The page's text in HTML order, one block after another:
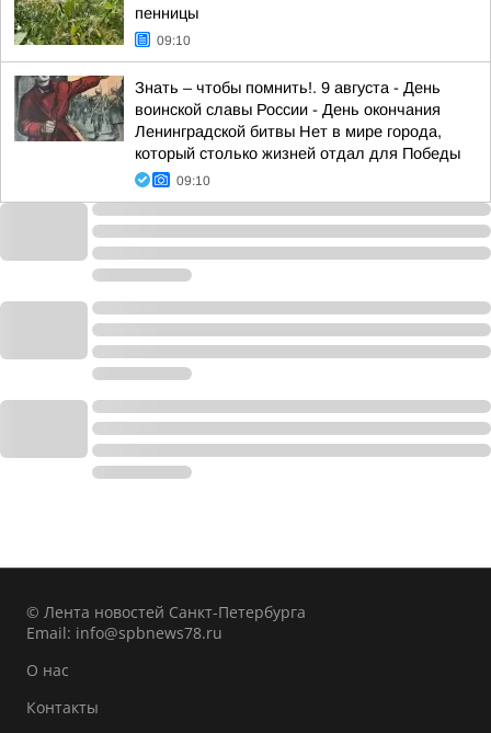
пенницы
09:10
Знать – чтобы помнить!. 9 августа - День
воинской славы России - День окончания
Ленинградской битвы Нет в мире города,
который столько жизней отдал для Победы
09:10
© Лента новостей Санкт-Петербурга
Email: info@spbnews78.ru
О нас
Контакты